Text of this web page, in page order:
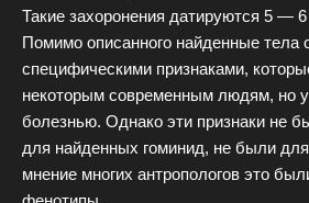
Такие захоронения датируются 5 —
Помимо описанного найденные тела
специфическими признаками,
некоторым современным людям, но
болезнью. Однако эти признаки не
для найденных гоминид, не были
мнение многих антропологов это